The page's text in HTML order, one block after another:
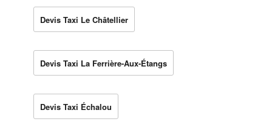
Devis Taxi Le Châtellier
Devis Taxi La Ferrière-Aux-Étangs
Devis Taxi Échalou